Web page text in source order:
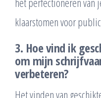
klaarstomen voor
3. Hoe vind ik
om mijn
verbeteren?
Het vinden van